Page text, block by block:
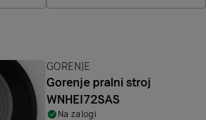
Znamka:
GORENJE
Gorenje pralni stroj
WNHEI72SAS
Na zalogi